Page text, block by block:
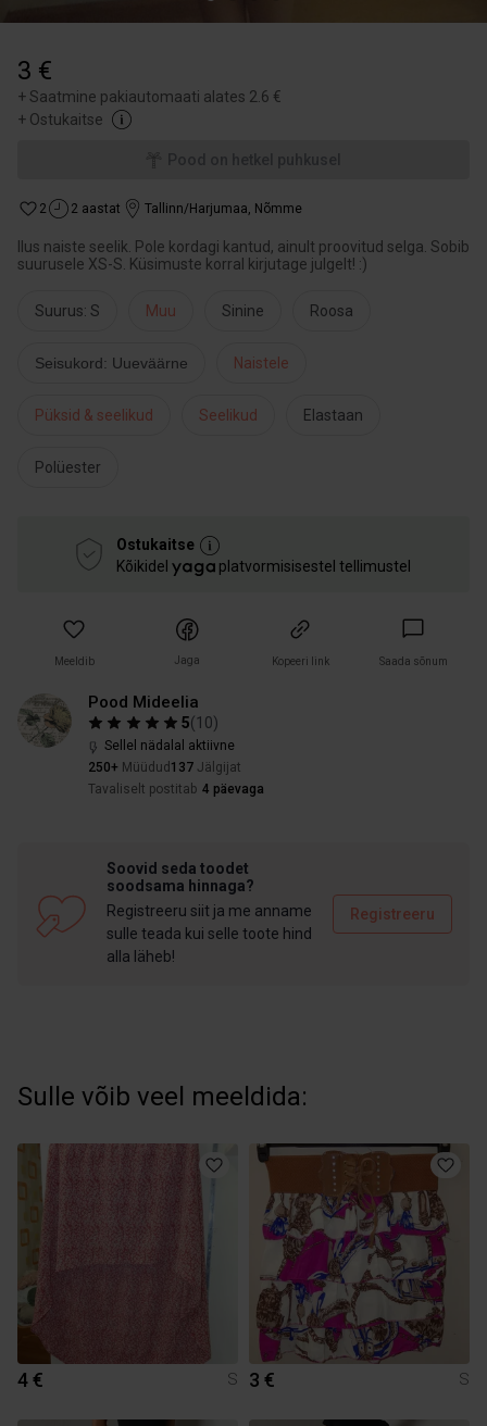
3 €
+Saatmine pakiautomaati alates 2.6 €
+ Ostukaitse
2 2 aastat Tallinn/Harjumaa, Nõmme
Ilus naiste seelik. Pole kordagi kantud, ainult proovitud selga. Sobib
suurusele XS-S. Küsimuste korral kirjutage julgelt! :)
Suurus: S Muu Sinine Roosa
Seisukord: Uueväärne Naistele
Püksid & seelikud Seelikud Elastaan
Polüester
Ostukaitse
Kõikidel
platvormisisestel tellimustel
Meeldib Jaga Kopeeri link Saada sõnum
Pood Mideelia
5(10)
Sellel nädalal aktiivne
250+ Müüdud 137 Jälgijat
Tavaliselt postitab 4 päevaga
Soovid seda toodet
soodsama hinnaga?
Registreeru siit ja me anname
sulle teada kui selle toote hind
alla läheb!
Registreeru
Sulle võib veel meeldida:
4 € S 3 € S